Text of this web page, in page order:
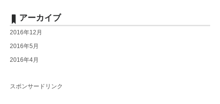
アーカイブ
2016年12月
2016年5月
2016年4月
スポンサードリンク